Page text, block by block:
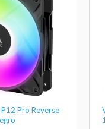
Pro Reverse